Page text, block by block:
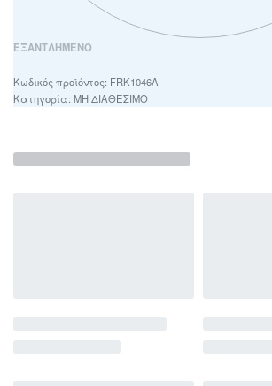
ΕΞΑΝΤΛΗΜΈΝΟ
FRK1046Α
Κατηγορία: ΜΗ ΔΙΑΘΕΣΙΜΟ